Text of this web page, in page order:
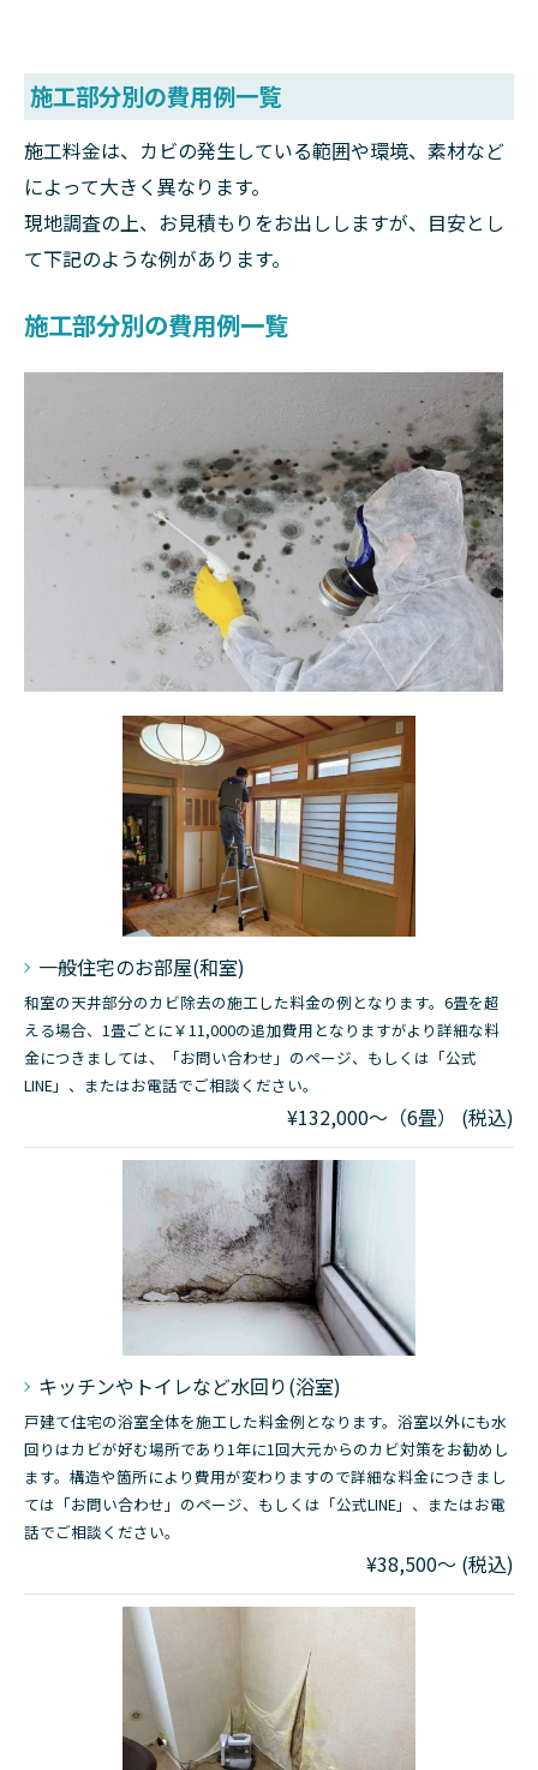
施工部分別の費用例一覧
施工料金は、カビの発生している範囲や環境、素材など
によって大きく異なります。
現地調査の上、お見積もりをお出ししますが、目安とし
て下記のような例があります。
施工部分別の費用例一覧
一般住宅のお部屋(和室)
和室の天井部分のカビ除去の施工した料金の例となります。6畳を超
える場合、1畳ごとに￥11,000の追加費用となりますがより詳細な料
金につきましては、「お問い合わせ」のページ、もしくは「公式
LINE」、またはお電話でご相談ください。
¥132,000～（6畳） (税込)
キッチンやトイレなど水回り(浴室)
戸建て住宅の浴室全体を施工した料金例となります。浴室以外にも水
回りはカビが好む場所であり1年に1回大元からのカビ対策をお勧めし
ます。構造や箇所により費用が変わりますので詳細な料金につきまし
ては「お問い合わせ」のページ、もしくは「公式LINE」、またはお電
話でご相談ください。
¥38,500～ (税込)